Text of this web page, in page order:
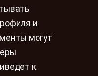
и
могут
к